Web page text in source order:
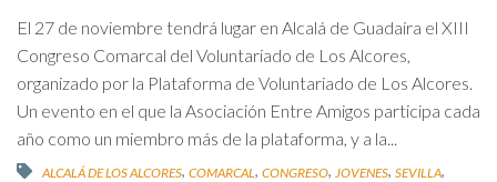
El 27 de noviembre tendrá lugar en Alcalá de Guadaíra el XIII
Congreso Comarcal del Voluntariado de Los Alcores,
organizado por la Plataforma de Voluntariado de Los Alcores.
Un evento en el que la Asociación Entre Amigos participa cada
año como un miembro más de la plataforma, y a la...
ALCALÁ DE LOS ALCORES, COMARCAL , CONGRESO, JOVENES, SEVILLA,